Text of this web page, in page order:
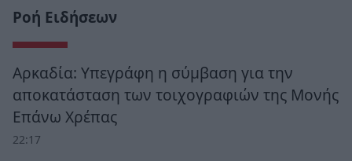
Ροή Ειδήσεων
Αρκαδία: Υπεγράφη η σύμβαση για την
αποκατάσταση των τοιχογραφιών της Μονής
Επάνω Χρέπας
22:17